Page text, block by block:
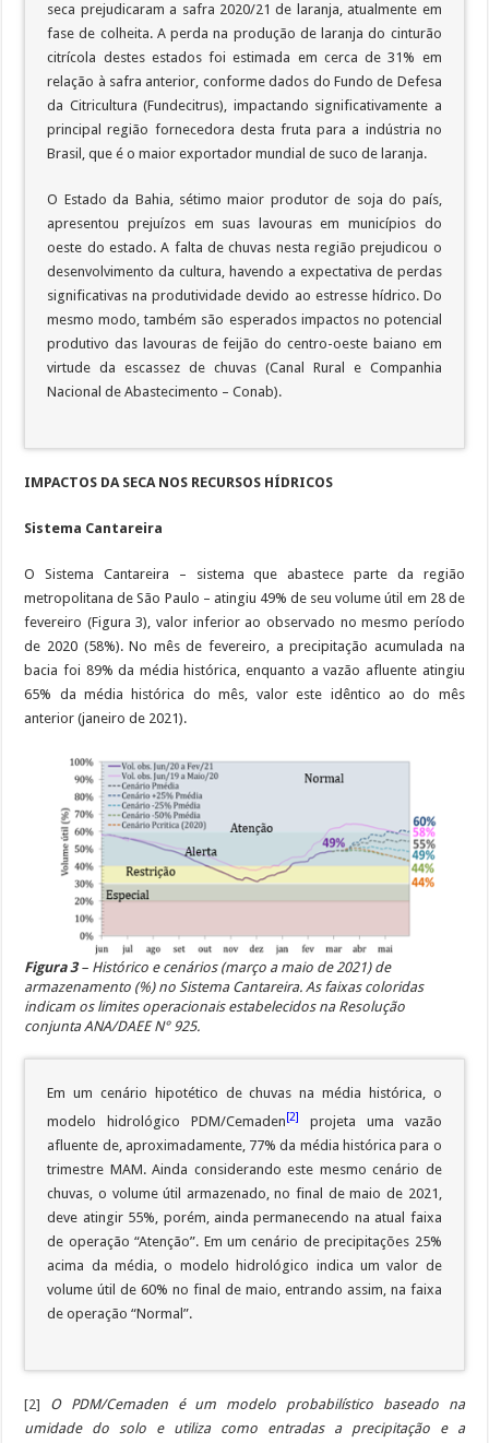
seca prejudicaram a safra 2020/21 de laranja, atualmente em
fase de colheita. A perda na produção de laranja do cinturão
citrícola destes estados foi estimada em cerca de 31% em
relação à safra anterior, conforme dados do Fundo de Defesa
da Citricultura (Fundecitrus), impactando significativamente a
principal região fornecedora desta fruta para a indústria no
Brasil, que é o maior exportador mundial de suco de laranja.
O Estado da Bahia, sétimo maior produtor de soja do país,
apresentou prejuízos em suas lavouras em municípios do
oeste do estado. A falta de chuvas nesta região prejudicou o
desenvolvimento da cultura, havendo a expectativa de perdas
significativas na produtividade devido ao estresse hídrico. Do
mesmo modo, também são esperados impactos no potencial
produtivo das lavouras de feijão do centro-oeste baiano em
virtude da escassez de chuvas (Canal Rural e Companhia
Nacional de Abastecimento – Conab).
IMPACTOS DA SECA NOS RECURSOS HÍDRICOS
Sistema Cantareira
O Sistema Cantareira – sistema que abastece parte da região
metropolitana de São Paulo – atingiu 49% de seu volume útil em 28 de
fevereiro (Figura 3), valor inferior ao observado no mesmo período
de 2020 (58%). No mês de fevereiro, a precipitação acumulada na
bacia foi 89% da média histórica, enquanto a vazão afluente atingiu
65% da média histórica do mês, valor este idêntico ao do mês
anterior (janeiro de 2021).
Figura 3– Histórico e cenários (março a maio de 2021) de
armazenamento (%) no Sistema Cantareira. As faixas coloridas
indicam os limites operacionais estabelecidos na Resolução
conjunta ANA/DAEE N° 925.
Em um cenário hipotético de chuvas na média histórica, o
modelo hidrológico PDM/Cemaden[2]
projeta uma vazão
afluente de, aproximadamente, 77% da média histórica para o
trimestre MAM. Ainda considerando este mesmo cenário de
chuvas, o volume útil armazenado, no final de maio de 2021,
deve atingir 55%, porém, ainda permanecendo na atual faixa
de operação “Atenção”. Em um cenário de precipitações 25%
acima da média, o modelo hidrológico indica um valor de
volume útil de 60% no final de maio, entrando assim, na faixa
de operação “Normal”.
[2] O PDM/Cemaden é um modelo probabilístico baseado na
umidade do solo e utiliza como entradas a precipitação e a